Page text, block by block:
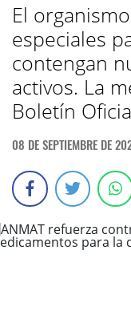
El
especiales
contengan
activos. La
Boletín
08 DE SEPTIEMBRE DE